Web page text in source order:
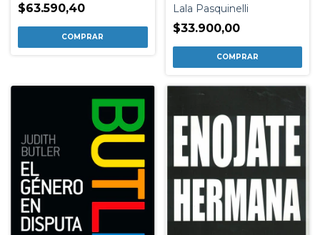
$63.590,40 Lala Pasquinelli
$33.900,00